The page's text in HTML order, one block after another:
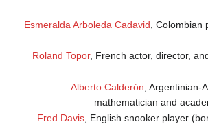
Esmeralda Arboleda Cadavid , Colombian
Roland Topor, French actor, director,
Alberto Calderón , Argentinian-
mathematician and
Fred Davis, English snooker player